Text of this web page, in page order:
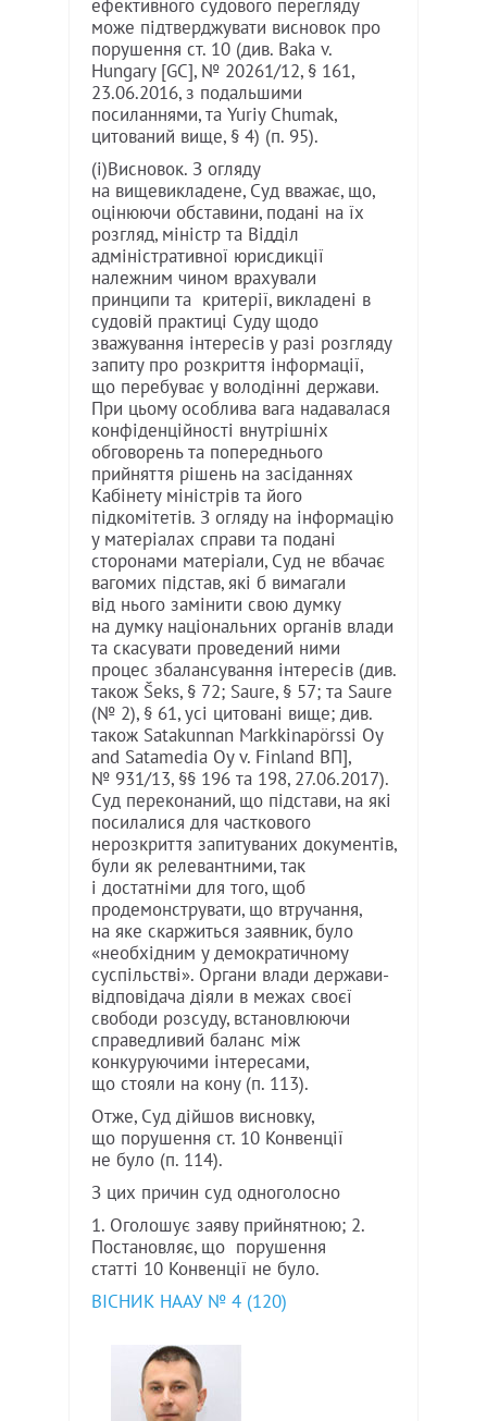
ефективного судового перегляду
може підтверджувати висновок про
порушення ст. 10 (див. Baka v.
Hungary [GC], № 20261/12, § 161,
23.06.2016, з подальшими
посиланнями, та Yuriy Chumak,
цитований вище, § 4) (п. 95).
(і)Висновок. З огляду
на вищевикладене, Суд вважає, що,
оцінюючи обставини, подані на їх
розгляд, міністр та Відділ
адміністративної юрисдикції
належним чином врахували
принципи та критерії, викладені в
судовій практиці Суду щодо
зважування інтересів у разі розгляду
запиту про розкриття інформації,
що перебуває у володінні держави.
При цьому особлива вага надавалася
конфіденційності внутрішніх
обговорень та попереднього
прийняття рішень на засіданнях
Кабінету міністрів та його
підкомітетів. З огляду на інформацію
у матеріалах справи та подані
сторонами матеріали, Суд не вбачає
вагомих підстав, які б вимагали
від нього замінити свою думку
на думку національних органів влади
та скасувати проведений ними
процес збалансування інтересів (див.
також Šeks, § 72; Saure, § 57; та Saure
(№ 2), § 61, усі цитовані вище; див.
також Satakunnan Markkinapörssi Oy
and Satamedia Oy v. Finland ВП],
№ 931/13, §§ 196 та 198, 27.06.2017).
Суд переконаний, що підстави, на які
посилалися для часткового
нерозкриття запитуваних документів,
були як релевантними, так
і достатніми для того, щоб
продемонструвати, що втручання,
на яке скаржиться заявник, було
«необхідним у демократичному
суспільстві». Органи влади держави-
відповідача діяли в межах своєї
свободи розсуду, встановлюючи
справедливий баланс між
конкуруючими інтересами,
що стояли на кону (п. 113).
Отже, Суд дійшов висновку,
що порушення ст. 10 Конвенції
не було (п. 114).
З цих причин суд одноголосно
1. Оголошує заяву прийнятною; 2.
Постановляє, що порушення
статті 10 Конвенції не було.
ВІСНИК НААУ № 4 (120)